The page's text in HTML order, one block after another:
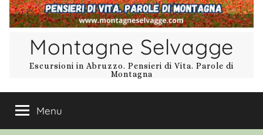
Montagne Selvagge
Escursioni in Abruzzo. Pensieri di Vita. Parole di
Montagna
Menu